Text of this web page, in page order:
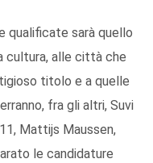
qualificate sarà quello
cultura, alle città che
titolo e a quelle
fra gli altri, Suvi
Mattijs Maussen,
le candidature